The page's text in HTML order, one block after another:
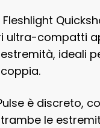
Fleshlight
ultra-compatti
ideali
è discreto,
le